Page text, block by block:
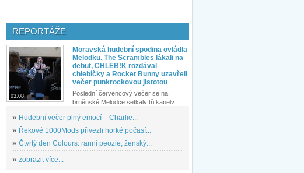
REPORTÁŽE
03.08.
Moravská hudební spodina ovládla
Melodku. The Scrambles lákali na
debut, CHLEB!K rozdával
chlebíčky a Rocket Bunny uzavřeli
večer punkrockovou jistotou
Poslední červencový večer se na
brněnské Melodce setkaly tři kapely...
» Hudební večer plný emocí – Charlie...
» Řekové 1000Mods přivezli horké počasí...
» Čtvrtý den Colours: ranní peozie, ženský...
» zobrazit více...